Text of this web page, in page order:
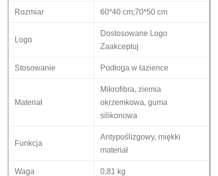
Rozmiar 60*40 cm;70*50 cm
Logo
Dostosowane Logo
Zaakceptuj
Stosowanie Podłoga w łazience
Materiał
Mikrofibra, ziemia
okrzemkowa, guma
silikonowa
Funkcja
Antypoślizgowy, miękki
materiał
Waga 0,81 kg